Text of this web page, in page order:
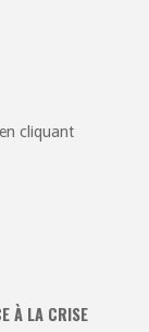
cliquant
À LA CRISE